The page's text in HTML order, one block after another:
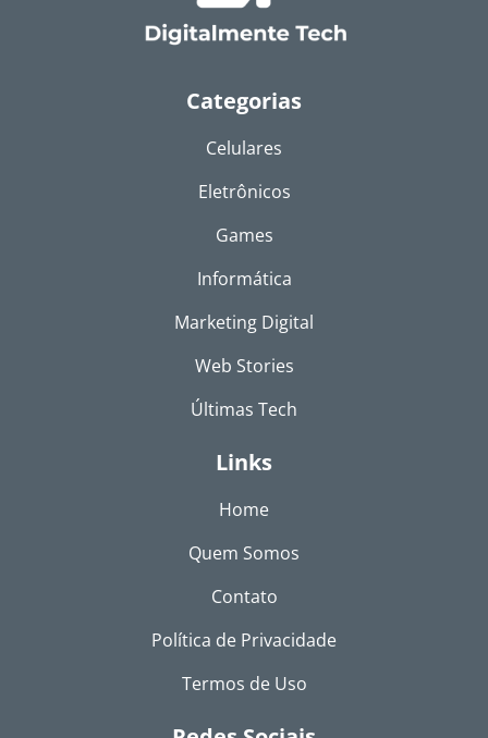
Categorias
Celulares
Eletrônicos
Games
Informática
Marketing Digital
Web Stories
Últimas Tech
Links
Home
Quem Somos
Contato
Política de Privacidade
Termos de Uso